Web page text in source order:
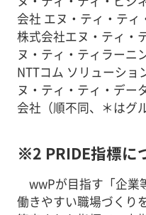
会社 エヌ・ティ・ティ
株式会社エヌ・ティ・
ヌ・ティ・ティラーニ
NTTコム ソリューショ
ヌ・ティ・ティ・デー
会社（順不同、＊はグ
※2 PRIDE指標に
wwPが目指す「企業
働きやすい職場づくり